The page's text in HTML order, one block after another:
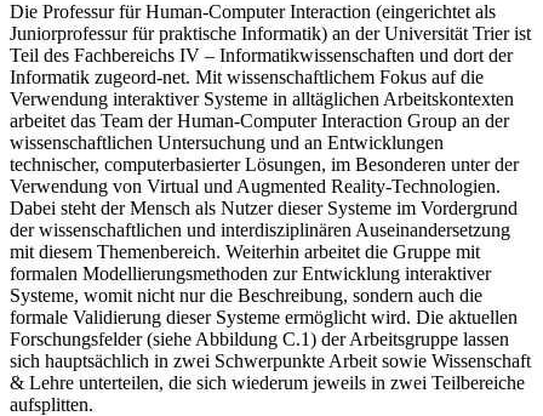
Die Professur für Human-Computer Interaction (eingerichtet als
Juniorprofessur für praktische Informatik) an der Universität Trier ist
Teil des Fachbereichs IV – Informatikwissenschaften und dort der
Informatik zugeord-net. Mit wissenschaftlichem Fokus auf die
Verwendung interaktiver Systeme in alltäglichen Arbeitskontexten
arbeitet das Team der Human-Computer Interaction Group an der
wissenschaftlichen Untersuchung und an Entwicklungen
technischer, computerbasierter Lösungen, im Besonderen unter der
Verwendung von Virtual und Augmented Reality-Technologien.
Dabei steht der Mensch als Nutzer dieser Systeme im Vordergrund
der wissenschaftlichen und interdisziplinären Auseinandersetzung
mit diesem Themenbereich. Weiterhin arbeitet die Gruppe mit
formalen Modellierungsmethoden zur Entwicklung interaktiver
Systeme, womit nicht nur die Beschreibung, sondern auch die
formale Validierung dieser Systeme ermöglicht wird. Die aktuellen
Forschungsfelder (siehe Abbildung C.1) der Arbeitsgruppe lassen
sich hauptsächlich in zwei Schwerpunkte Arbeit sowie Wissenschaft
& Lehre unterteilen, die sich wiederum jeweils in zwei Teilbereiche
aufsplitten.